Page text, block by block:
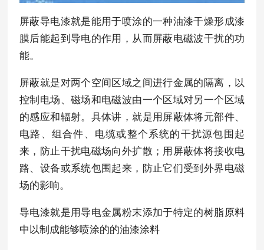
屏蔽导电漆就是能用于喷涂的一种油漆干燥形成漆
膜后能起到导电的作用，从而屏蔽电磁波干扰的功
能。
屏蔽就是对两个空间区域之间进行金属的隔离，以
控制电场、磁场和电磁波由一个区域对另一个区域
的感应和辐射。具体讲，就是用屏蔽体将元部件、
电路、组合件、电缆或整个系统的干扰源包围起
来，防止干扰电磁场向外扩散；用屏蔽体将接收电
路、设备或系统包围起来，防止它们受到外界电磁
场的影响。
导电漆就是用导电金属粉末添加于特定的树脂原料
中以制成能够喷涂的的油漆涂料